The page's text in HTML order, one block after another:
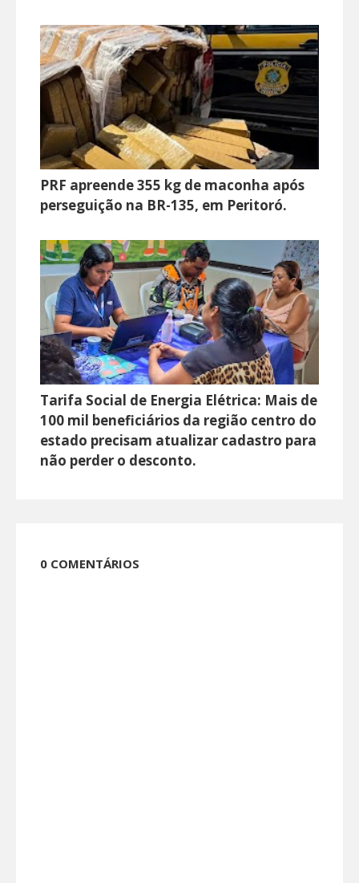
PRF apreende 355 kg de maconha após
perseguição na BR-135, em Peritoró.
Tarifa Social de Energia Elétrica: Mais de
100 mil beneficiários da região centro do
estado precisam atualizar cadastro para
não perder o desconto.
0 COMENTÁRIOS